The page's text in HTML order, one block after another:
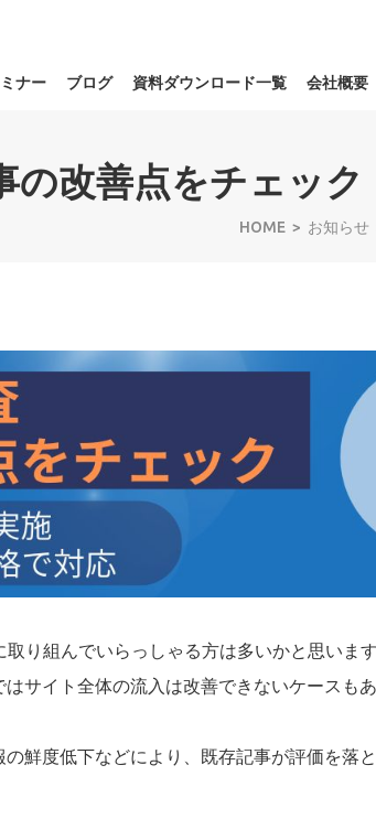
ナー ブログ 資料ダウンロード一覧 会社概要
の改善点をチェック
HOME お知らせ
り組んでいらっしゃる方は多いかと思いま
サイト全体の流入は改善できないケースもあ
鮮度低下などにより、既存記事が評価を落